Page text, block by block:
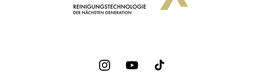
InstagramYouTubeTikTok